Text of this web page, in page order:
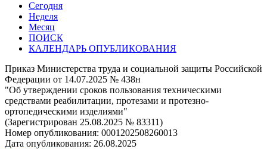
Сегодня
Неделя
Месяц
ПОИСК
КАЛЕНДАРЬ ОПУБЛИКОВАНИЯ
Приказ Министерства труда и социальной защиты Российской
Федерации от 14.07.2025 № 438н
"Об утверждении сроков пользования техническими
средствами реабилитации, протезами и протезно-
ортопедическими изделиями"
(Зарегистрирован 25.08.2025 № 83311)
Номер опубликования: 0001202508260013
Дата опубликования: 26.08.2025